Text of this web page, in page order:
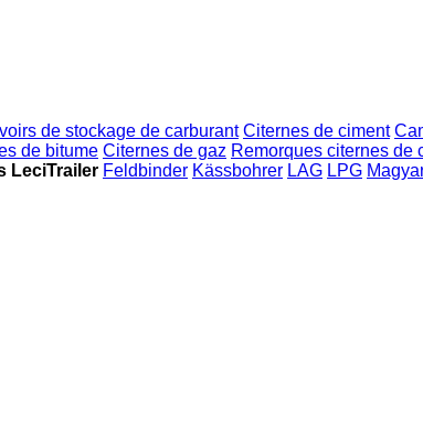
de stockage de carburant Citernes de ciment
de bitume Citernes de gaz Remorques citernes de
LeciTrailer Feldbinder Kässbohrer LAG LPG